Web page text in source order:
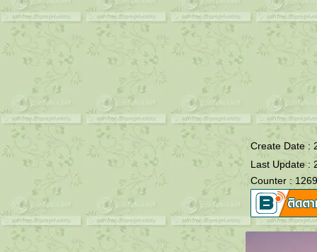
Create Date :
Last Update :
Counter :